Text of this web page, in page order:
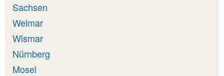
Sachsen
Weimar
Wismar
Nürnberg
Mosel